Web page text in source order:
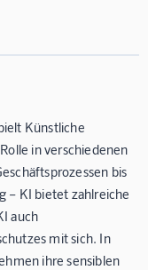
Künstliche
in verschiedenen
bis
– KI bietet zahlreiche
auch
mit sich. In
ihre sensiblen